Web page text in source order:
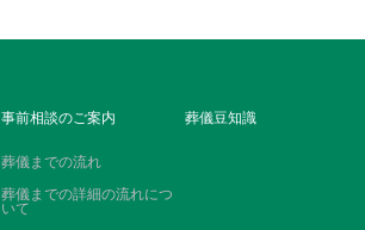
事前相談のご案内
葬儀までの流れ
葬儀までの詳細の流れにつ
いて
葬儀豆知識